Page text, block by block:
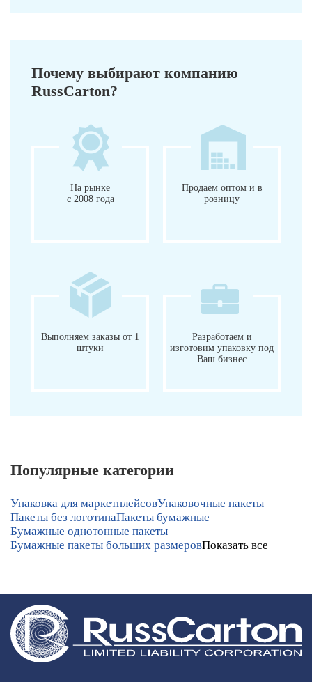
Почему выбирают компанию
RussCarton?
На рынке
с 2008 года
Продаем оптом и в
розницу
Выполняем заказы от 1
штуки
Разработаем и
изготовим упаковку под
Ваш бизнес
Популярные категории
Упаковка для маркетплейсовУпаковочные пакеты
Пакеты без логотипаПакеты бумажные
Бумажные однотонные пакеты
Бумажные пакеты больших размеровПоказать все